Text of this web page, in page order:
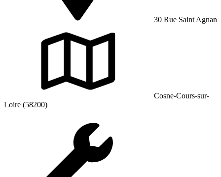
30 Rue Saint Agnan
Cosne-Cours-sur-
Loire (58200)